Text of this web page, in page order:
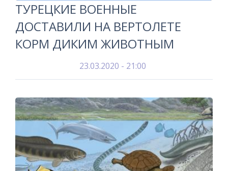
ТУРЕЦКИЕ ВОЕННЫЕ
ДОСТАВИЛИ НА ВЕРТОЛЕТЕ
КОРМ ДИКИМ ЖИВОТНЫМ
23.03.2020 - 21:00